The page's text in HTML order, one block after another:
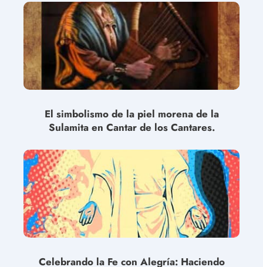
El simbolismo de la piel morena de la
Sulamita en Cantar de los Cantares.
Celebrando la Fe con Alegría: Haciendo